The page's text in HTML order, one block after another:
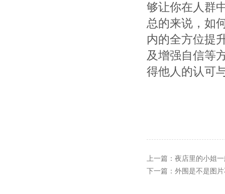
够让你在人群
总的来说，如
内的全方位提
及增强自信等
得他人的认可
上一篇： 夜店里的小姐
下一篇： 外围是不是图